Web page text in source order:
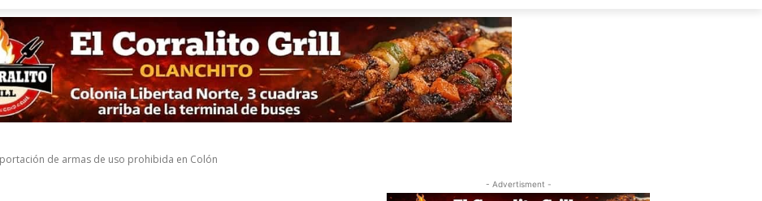
de armas de uso prohibida en Colón
- Advertisment -